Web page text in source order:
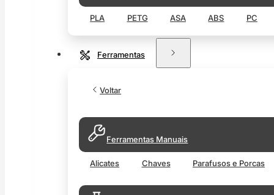
PLA PETG ASA ABS PC
Ferramentas
Voltar
Ferramentas Manuais
Alicates Chaves Parafusos e Porcas